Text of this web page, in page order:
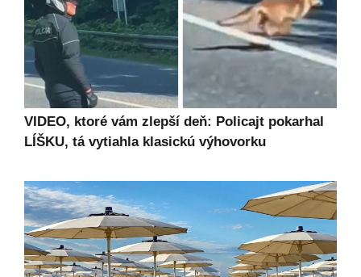
VIDEO, ktoré vám zlepší deň: Policajt pokarhal
LÍŠKU, tá vytiahla klasickú výhovorku